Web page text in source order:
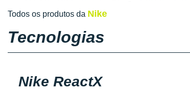
Todos os produtos da Nike
Tecnologias
Nike ReactX